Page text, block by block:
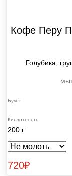
Кофе Перу
Голубика,
Букет
Кислотность
200 г
720₽